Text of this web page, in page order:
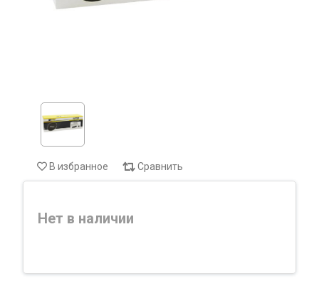
В избранное Сравнить
Нет в наличии